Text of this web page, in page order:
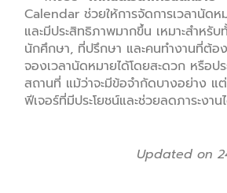
Calendar ช่วยให้การจัดการเวลานัดห
และมีประสิทธิภาพมากขึ้น เหมาะสำหรับ
นักศึกษา, ที่ปรึกษา และคนทำงานที่ต้อ
จองเวลานัดหมายได้โดยสะดวก หรือป
สถานที่ แม้ว่าจะมีข้อจำกัดบางอย่าง แ
ฟีเจอร์ที่มีประโยชน์และช่วยลดภาระงา
Updated on